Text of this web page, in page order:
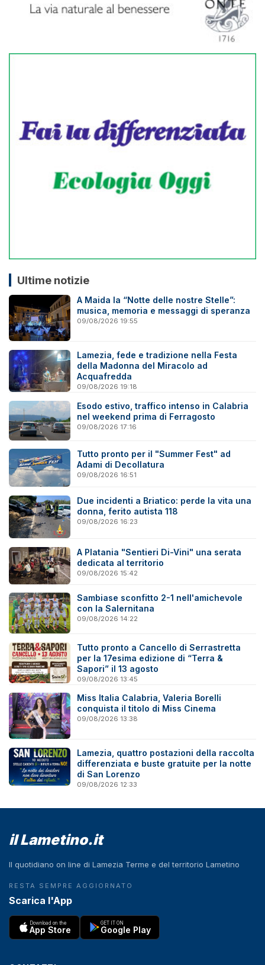
Ultime notizie
A Maida la “Notte delle nostre Stelle”:
musica, memoria e messaggi di speranza
09/08/2026 19:55
Lamezia, fede e tradizione nella Festa
della Madonna del Miracolo ad
Acquafredda
09/08/2026 19:18
Esodo estivo, traffico intenso in Calabria
nel weekend prima di Ferragosto
09/08/2026 17:16
Tutto pronto per il "Summer Fest" ad
Adami di Decollatura
09/08/2026 16:51
Due incidenti a Briatico: perde la vita una
donna, ferito autista 118
09/08/2026 16:23
A Platania "Sentieri Di-Vini" una serata
dedicata al territorio
09/08/2026 15:42
Sambiase sconfitto 2-1 nell'amichevole
con la Salernitana
09/08/2026 14:22
Tutto pronto a Cancello di Serrastretta
per la 17esima edizione di “Terra &
Sapori” il 13 agosto
09/08/2026 13:45
Miss Italia Calabria, Valeria Borelli
conquista il titolo di Miss Cinema
09/08/2026 13:38
Lamezia, quattro postazioni della raccolta
differenziata e buste gratuite per la notte
di San Lorenzo
09/08/2026 12:33
il Lametino.it
Il quotidiano on line di Lamezia Terme e del territorio Lametino
RESTA SEMPRE AGGIORNATO
Scarica l'App
Download on the
App Store
GET IT ON
Google Play